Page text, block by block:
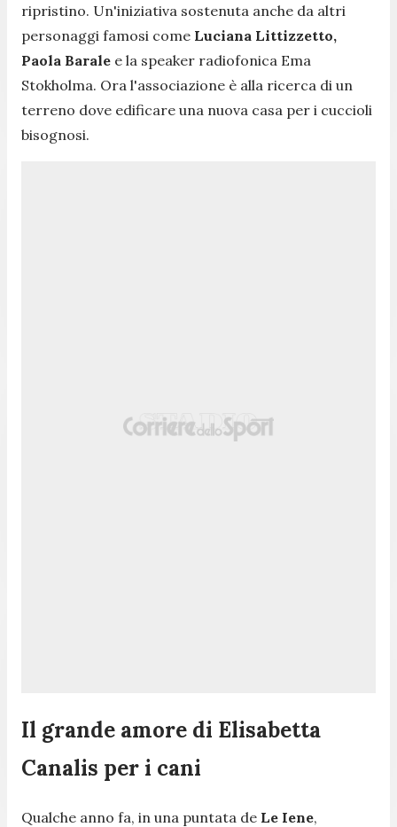
ripristino. Un'iniziativa sostenuta anche da altri
personaggi famosi come Luciana Littizzetto,
Paola Barale e la speaker radiofonica Ema
Stokholma. Ora l'associazione è alla ricerca di un
terreno dove edificare una nuova casa per i cuccioli
bisognosi.
Il grande amore di Elisabetta
Canalis per i cani
Qualche anno fa, in una puntata de Le Iene,